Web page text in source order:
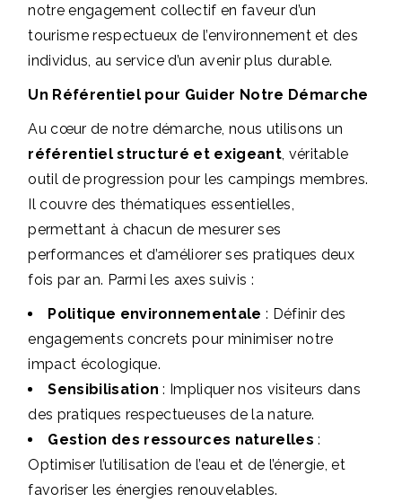
notre engagement collectif en faveur d’un
tourisme respectueux de l’environnement et des
individus, au service d’un avenir plus durable.
Un Référentiel pour Guider Notre Démarche
Au cœur de notre démarche, nous utilisons un
référentiel structuré et exigeant, véritable
outil de progression pour les campings membres.
Il couvre des thématiques essentielles,
permettant à chacun de mesurer ses
performances et d’améliorer ses pratiques deux
fois par an. Parmi les axes suivis :
Politique environnementale : Définir des
engagements concrets pour minimiser notre
impact écologique.
Sensibilisation : Impliquer nos visiteurs dans
des pratiques respectueuses de la nature.
Gestion des ressources naturelles :
Optimiser l’utilisation de l’eau et de l’énergie, et
favoriser les énergies renouvelables.